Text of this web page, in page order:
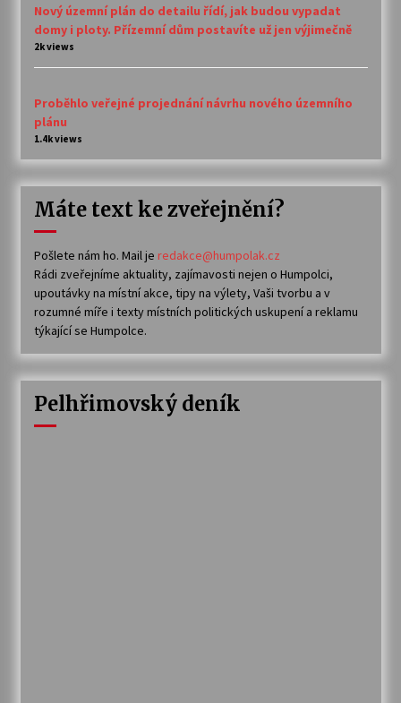
Nový územní plán do detailu řídí, jak budou vypadat
domy i ploty. Přízemní dům postavíte už jen výjimečně
2k views
Proběhlo veřejné projednání návrhu nového územního
plánu
1.4k views
Máte text ke zveřejnění?
Pošlete nám ho. Mail je redakce@humpolak.cz
Rádi zveřejníme aktuality, zajímavosti nejen o Humpolci,
upoutávky na místní akce, tipy na výlety, Vaši tvorbu a v
rozumné míře i texty místních politických uskupení a reklamu
týkající se Humpolce.
Pelhřimovský deník